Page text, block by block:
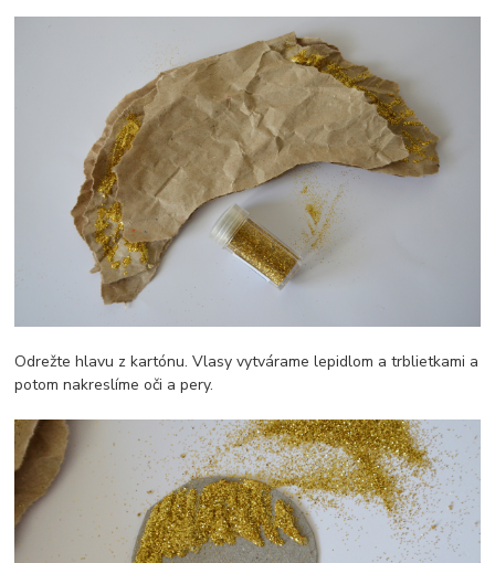
Odrežte hlavu z kartónu. Vlasy vytvárame lepidlom a trblietkami a
potom nakreslíme oči a pery.